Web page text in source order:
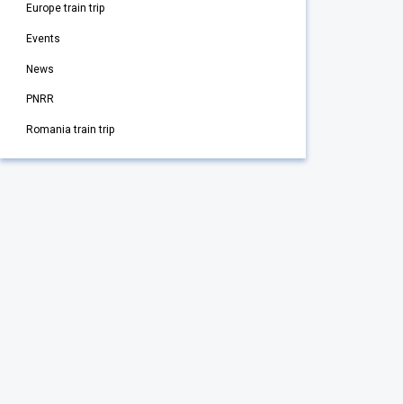
Europe train trip
Events
News
PNRR
Romania train trip